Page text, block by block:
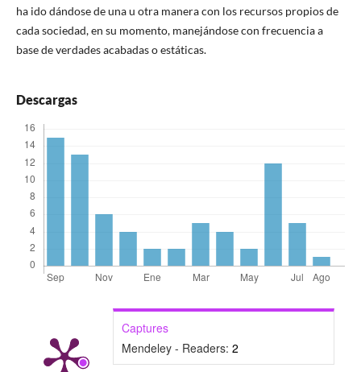
ha ido dándose de una u otra manera con los recursos propios de
cada sociedad, en su momento, manejándose con frecuencia a
base de verdades acabadas o estáticas.
Descargas
Captures
Mendeley - Readers: 2